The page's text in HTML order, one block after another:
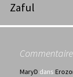
Zaful
MaryD dans